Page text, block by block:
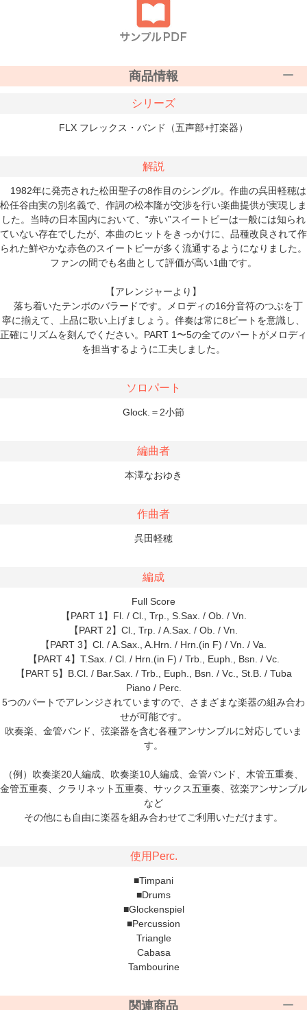
商品情報
シリーズ
FLX フレックス・バンド（五声部+打楽器）
解説
1982年に発売された松田聖子の8作目のシングル。作曲の呉田軽穂は
松任谷由実の別名義で、作詞の松本隆が交渉を行い楽曲提供が実現しま
した。当時の日本国内において、“赤い”スイートピーは一般には知られ
ていない存在でしたが、本曲のヒットをきっかけに、品種改良されて作
られた鮮やかな赤色のスイートピーが多く流通するようになりました。
ファンの間でも名曲として評価が高い1曲です。
【アレンジャーより】
落ち着いたテンポのバラードです。メロディの16分音符のつぶを丁
寧に揃えて、上品に歌い上げましょう。伴奏は常に8ビートを意識し、
正確にリズムを刻んでください。PART 1〜5の全てのパートがメロディ
を担当するように工夫しました。
ソロパート
Glock.＝2小節
編曲者
本澤なおゆき
作曲者
呉田軽穂
編成
Full Score
【PART 1】Fl. / Cl., Trp., S.Sax. / Ob. / Vn.
【PART 2】Cl., Trp. / A.Sax. / Ob. / Vn.
【PART 3】Cl. / A.Sax., A.Hrn. / Hrn.(in F) / Vn. / Va.
【PART 4】T.Sax. / Cl. / Hrn.(in F) / Trb., Euph., Bsn. / Vc.
【PART 5】B.Cl. / Bar.Sax. / Trb., Euph., Bsn. / Vc., St.B. / Tuba
Piano / Perc.
5つのパートでアレンジされていますので、さまざまな楽器の組み合わ
せが可能です。
吹奏楽、金管バンド、弦楽器を含む各種アンサンブルに対応していま
す。
（例）吹奏楽20人編成、吹奏楽10人編成、金管バンド、木管五重奏、
金管五重奏、クラリネット五重奏、サックス五重奏、弦楽アンサンブル
など
その他にも自由に楽器を組み合わせてご利用いただけます。
使用Perc.
■Timpani
■Drums
■Glockenspiel
■Percussion
Triangle
Cabasa
Tambourine
関連商品